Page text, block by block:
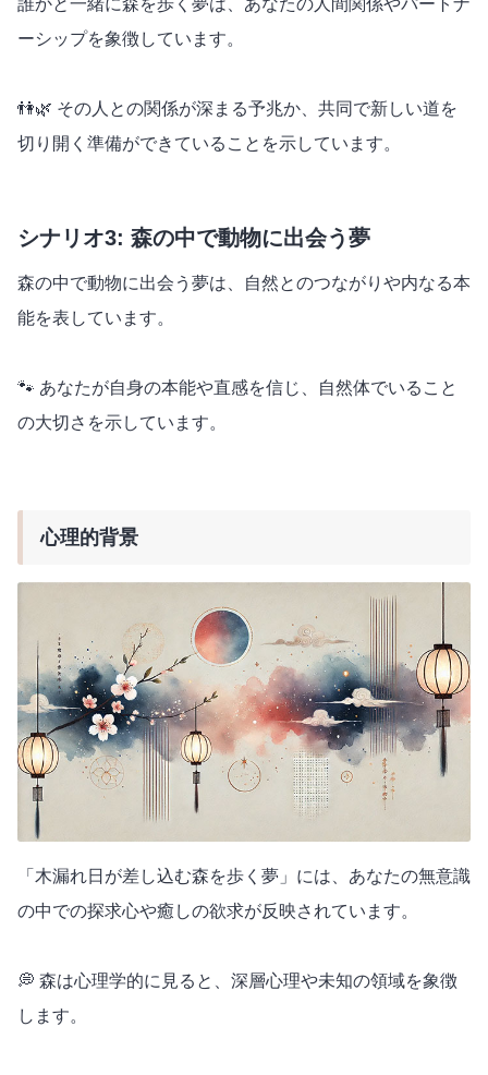
ーシップを象徴しています。
👫🌿 その人との関係が深まる予兆か、共同で新しい道を
切り開く準備ができていることを示しています。
シナリオ3: 森の中で動物に出会う夢
森の中で動物に出会う夢は、自然とのつながりや内なる本
能を表しています。
🐾 あなたが自身の本能や直感を信じ、自然体でいること
の大切さを示しています。
心理的背景
「木漏れ日が差し込む森を歩く夢」には、あなたの無意識
の中での探求心や癒しの欲求が反映されています。
💭 森は心理学的に見ると、深層心理や未知の領域を象徴
します。